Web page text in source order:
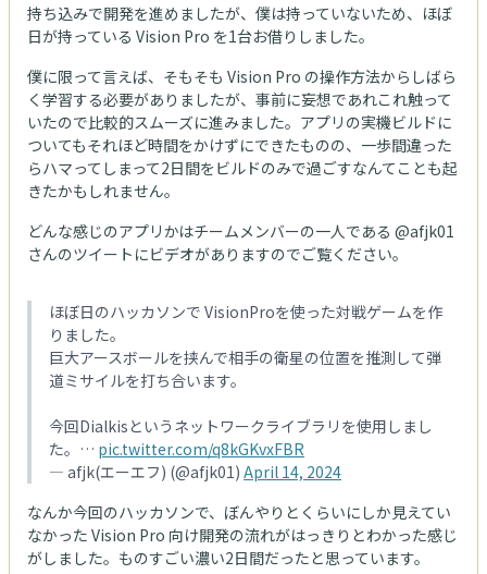
持ち込みで開発を進めましたが、僕は持っていないため、ほぼ
日が持っている Vision Pro を1台お借りしました。
僕に限って言えば、そもそも Vision Pro の操作方法からしばら
く学習する必要がありましたが、事前に妄想であれこれ触って
いたので比較的スムーズに進みました。アプリの実機ビルドに
ついてもそれほど時間をかけずにできたものの、一歩間違った
らハマってしまって2日間をビルドのみで過ごすなんてことも起
きたかもしれません。
どんな感じのアプリかはチームメンバーの一人である @afjk01
さんのツイートにビデオがありますのでご覧ください。
ほぼ日のハッカソンで VisionProを使った対戦ゲームを作
りました。
巨大アースボールを挟んで相手の衛星の位置を推測して弾
道ミサイルを打ち合います。
今回Dialkisというネットワークライブラリを使用しまし
た。… pic.twitter.com/q8kGKvxFBR
— afjk(エーエフ) (@afjk01) April 14, 2024
なんか今回のハッカソンで、ぼんやりとくらいにしか見えてい
なかった Vision Pro 向け開発の流れがはっきりとわかった感じ
がしました。ものすごい濃い2日間だったと思っています。